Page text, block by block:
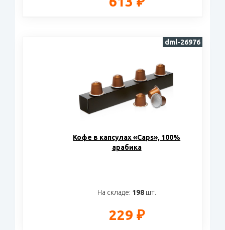
Кофе в капсулах «Caps», 100%
арабика
На складе: 198шт.
229 ₽
dml-26976